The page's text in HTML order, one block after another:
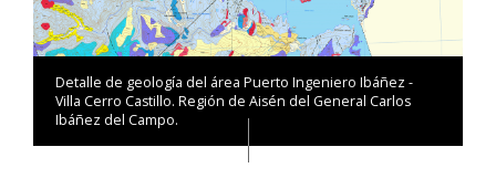
Detalle de geología del área Puerto Ingeniero Ibáñez -
Villa Cerro Castillo. Región de Aisén del General Carlos
Ibáñez del Campo.